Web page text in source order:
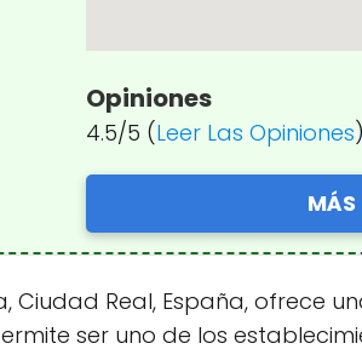
Opiniones
4.5/5 (Leer Las Opiniones)
Ciudad Real, España, ofrece
ser uno de los